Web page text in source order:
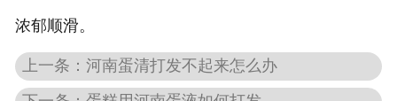
浓郁顺滑。
上一条：河南蛋清打发不起来怎么办